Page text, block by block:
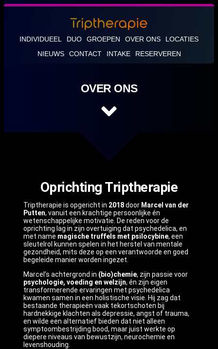
INDIVIDUEEL DUO GROEPEN OVER ONS
LOCATIES
NIEUWS
CONTACT INTAKE RESERVEREN
OVER ONS
Oprichting Triptherapie
Triptherapie is opgericht in 2018door Marcel van der
Putten, vanuit een krachtige persoonlijke én
wetenschappelijke motivatie. De reden voor de
oprichting lag in zijn overtuiging dat psychedelica, en
met name magische truffels met psilocybine, een
sleutelrol kunnen spelen in het herstel van mentale
gezondheid, mits deze op een verantwoorde en goed
begeleide manier worden ingezet.
Marcel’s achtergrond in (bio)chemie, zijn passie voor
psychologie, voeding en welzijn, én zijn eigen
transformerende ervaringen met psychedelica
kwamen samen in een holistische visie. Hij zag dat
bestaande therapieën vaak tekortschoten bij
hardnekkige klachten als depressie, angst of trauma,
en wilde een alternatief bieden dat niet alleen
symptoombestrijding bood, maar juist werkte op
diepere niveaus van bewustzijn, neurochemie en
levenshouding.